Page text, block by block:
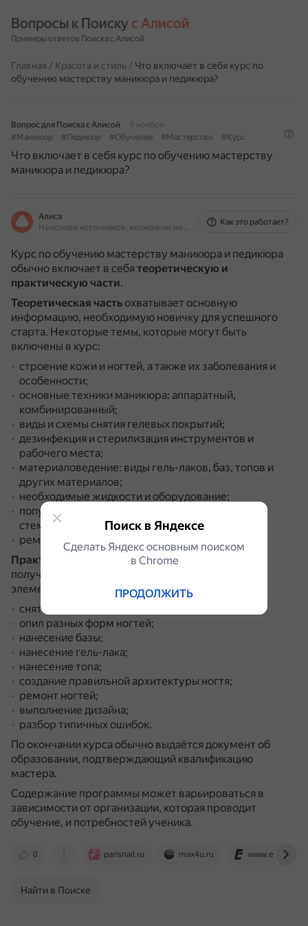
Вопросы к Поиску с Алисой
Примеры ответов Поиска с Алисой
Главная / Красота и стиль / Что включает в себя курс по
обучению мастерству маникюра и педикюра?
Вопрос для Поиска с Алисой
9 ноября
#Маникюр
#Педикюр #Обучение #Мастерство #Курс
Что включает в себя курс по обучению мастерству
маникюра и педикюра?
Алиса
На основе источников, возможны неточности
Как это работает?
Курс по обучению мастерству маникюра и педикюра
обычно включает в себя теоретическую и
практическую части.
Теоретическая частьохватывает основную
информацию, необходимую новичку для успешного
старта. Некоторые темы, которые могут быть
включены в курс:
строение кожи и ногтей, а также их заболевания и
особенности;
основные техники маникюра: аппаратный,
комбинированный;
виды и схемы снятия гелевых покрытий;
дезинфекция и стерилизация инструментов и
рабочего места;
материаловедение: виды гель-лаков, баз, топов и
других материалов;
необходимые жидкости и оборудование;
популярные и востребованные дизайны: френч,
стемпинг, слайдеры, фольга, наклейки и другие;
ремонт ногтей.
Практическая часть
направлена на отработку
полученных теоретических знаний.
элементы программы:
снятие материала;
опил разных форм ногтей;
нанесение базы;
нанесение гель-лака;
нанесение топа;
создание правильной архитектуры ногтя;
ремонт ногтей;
выполнение дизайна;
разбор типичных ошибок.
По окончании курса обычно выдаётся документ об
образовании, подтверждающий квалификацию
мастера.
Содержание программы может варьироваться в
зависимости от организации, которая проводит
обучение, и потребностей ученика.
0 parisnail.ru max4u.ru www.escc.ru
Найти в Поиске
Поиск в Яндексе
Сделать Яндекс основным поиском
в Сhrome
ПРОДОЛЖИТЬ